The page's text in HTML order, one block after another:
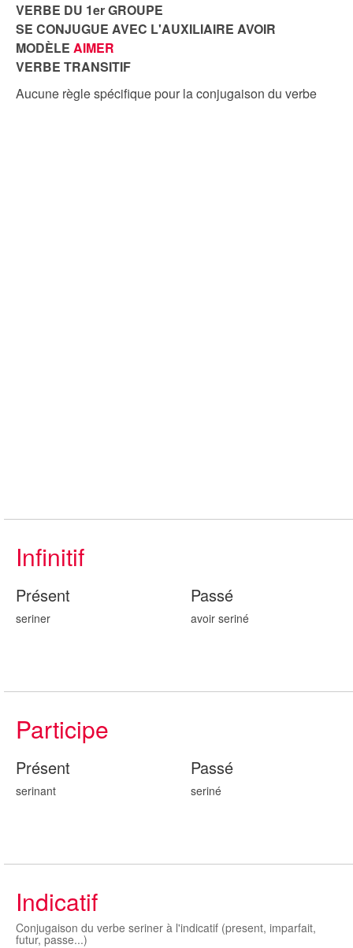
VERBE DU 1er GROUPE
SE CONJUGUE AVEC L'AUXILIAIRE AVOIR
MODÈLE AIMER
VERBE TRANSITIF
Aucune règle spécifique pour la conjugaison du verbe
Infinitif
Présent
seriner
Passé
avoir seriné
Participe
Présent
serinant
Passé
seriné
Indicatif
Conjugaison du verbe seriner à l'indicatif (present, imparfait,
futur, passe...)